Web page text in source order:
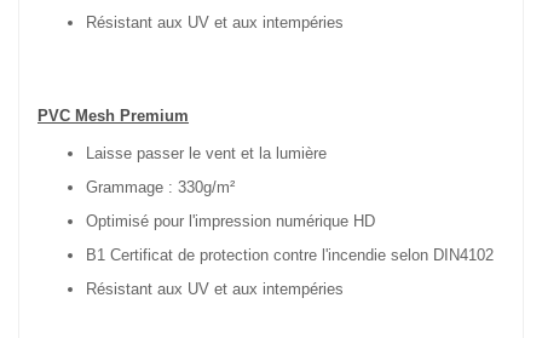
Résistant aux UV et aux intempéries
PVC Mesh Premium
Laisse passer le vent et la lumière
Grammage : 330g/m²
Optimisé pour l'impression numérique HD
B1 Certificat de protection contre l'incendie selon DIN4102
Résistant aux UV et aux intempéries